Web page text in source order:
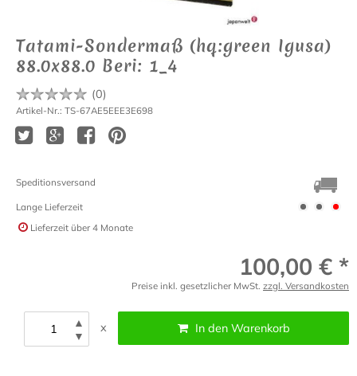
Tatami-Sondermaß (hq:green Igusa)
88.0x88.0 Beri: 1_4
(0)
Artikel-Nr.: TS-67AE5EEE3E698
Speditionsversand
Lange Lieferzeit
Lieferzeit über 4 Monate
100,00 € *
Preise inkl. gesetzlicher MwSt. zzgl. Versandkosten
▲
▼
x In den Warenkorb